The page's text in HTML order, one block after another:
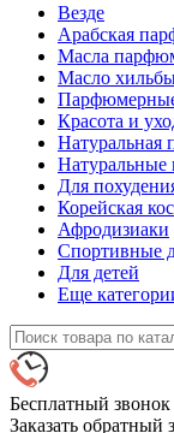
Везде
Арабская
Масла
Масло
Красота и
Натуральная
Натуральные
Для
Корейская
Афродизиаки
Спортивные
Для детей
Еще
Бесплатный звонок
Заказать обратный